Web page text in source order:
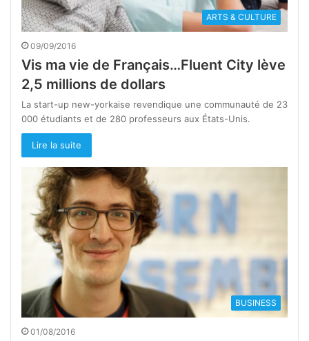
ARTS & CULTURE
09/09/2016
Vis ma vie de Français…Fluent City lève
2,5 millions de dollars
La start-up new-yorkaise revendique une communauté de 23
000 étudiants et de 280 professeurs aux États-Unis.
Lire la suite
BUSINESS
01/08/2016